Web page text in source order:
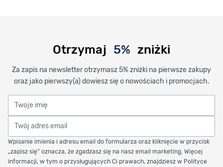
Otrzymaj 5% zniżki
Za zapis na newsletter otrzymasz 5% zniżki na pierwsze zakupy
oraz jako pierwszy(a) dowiesz się o nowościach i promocjach.
Twoje imię
Twój adres email
Wpisanie imienia i adresu email do formularza oraz kliknięcie w przycisk
„zapisz się” oznacza, że zgadzasz się na nasz email marketing. Więcej
informacji, w tym o przysługujących Ci prawach, znajdziesz w Polityce